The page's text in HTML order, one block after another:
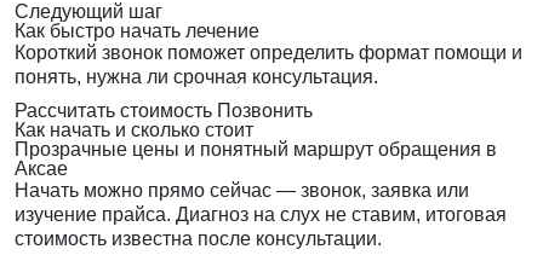
Следующий шаг
Как быстро начать лечение
Короткий звонок поможет определить формат помощи и
понять, нужна ли срочная консультация.
Рассчитать стоимость Позвонить
Как начать и сколько стоит
Прозрачные цены и понятный маршрут обращения в
Аксае
Начать можно прямо сейчас — звонок, заявка или
изучение прайса. Диагноз на слух не ставим, итоговая
стоимость известна после консультации.